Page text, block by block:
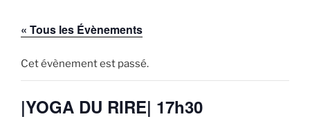
« Tous les Évènements
Cet évènement est passé.
|YOGA DU RIRE| 17h30